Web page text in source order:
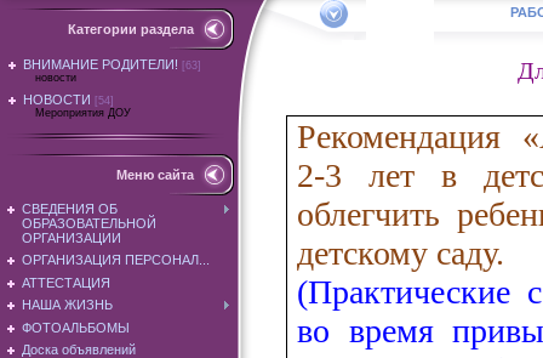
Категории раздела
ВНИМАНИЕ РОДИТЕЛИ!
[63]
новости
НОВОСТИ
[54]
Мероприятия ДОУ
Меню сайта
СВЕДЕНИЯ ОБ
ОБРАЗОВАТЕЛЬНОЙ
ОРГАНИЗАЦИИ
ОРГАНИЗАЦИЯ ПЕРСОНАЛ...
АТТЕСТАЦИЯ
НАША ЖИЗНЬ
ФОТОАЛЬБОМЫ
Доска объявлений
Рекомендация
2-3 лет в
облегчить
детскому саду.
(Практические
во время